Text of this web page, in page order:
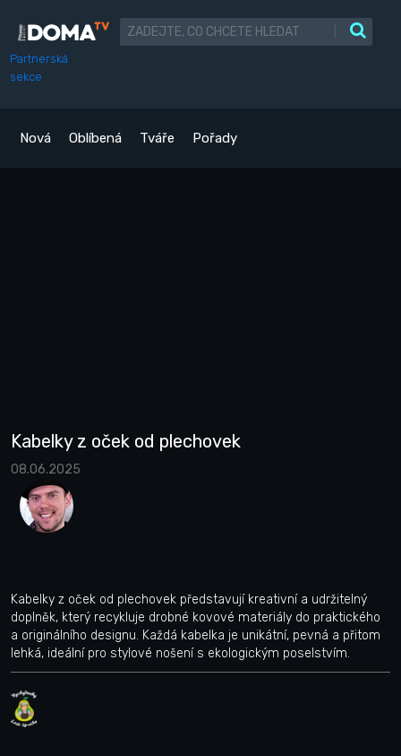
Partnerská
sekce
Nová Oblíbená Tváře Pořady
Kabelky z oček od plechovek
08.06.2025
Kabelky z oček od plechovek představují kreativní a udržitelný
doplněk, který recykluje drobné kovové materiály do praktického
a originálního designu. Každá kabelka je unikátní, pevná a přitom
lehká, ideální pro stylové nošení s ekologickým poselstvím.